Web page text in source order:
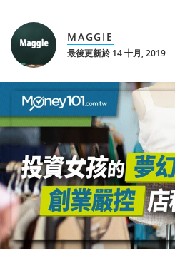
MAGGIE
最後更新於 14 十月, 2019